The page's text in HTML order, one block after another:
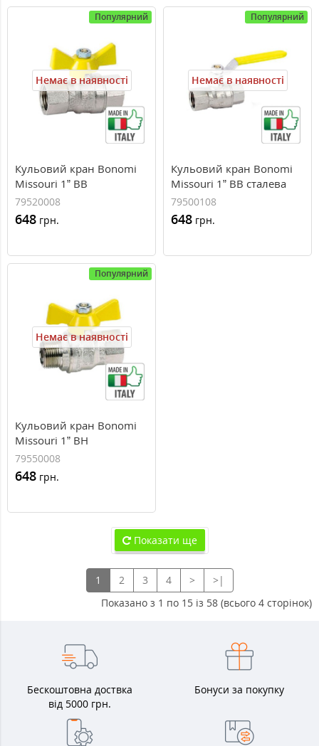
Популярний
Немає в наявності
Кульовий кран Bonomi
Missouri 1” ВВ
`метелик`, 79520008
79520008
648 грн.
Популярний
Немає в наявності
Кульовий кран Bonomi
Missouri 1” ВВ сталева
ручка, 79500108
79500108
648 грн.
Популярний
Немає в наявності
Кульовий кран Bonomi
Missouri 1” ВН
`метелик`, 79550008
79550008
648 грн.
Показати ще
1 2 3 4 >
>|
Показано з 1 по 15 із 58 (всього 4 сторінок)
Бескоштовна доствка
від 5000 грн.
Бонуси за покупку